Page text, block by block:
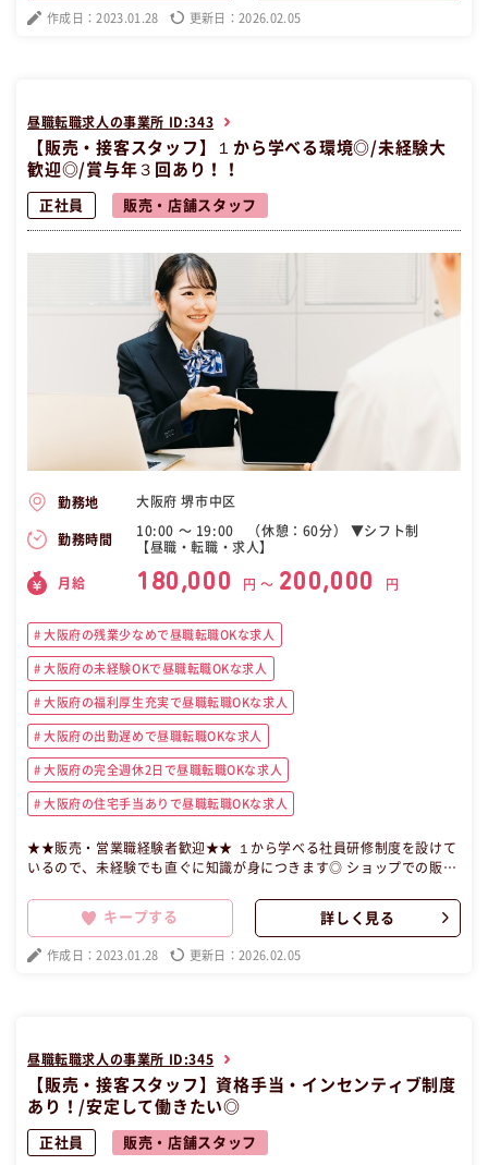
の求人です。
作成日：2023.01.28 更新日：2026.02.05
昼職転職求人の事業所 ID:343
【販売・接客スタッフ】１から学べる環境◎/未経験大
歓迎◎/賞与年３回あり！！
正社員 販売・店舗スタッフ
勤務地 大阪府 堺市中区
勤務時間
10:00 〜 19:00 （休憩：60分） ▼シフト制
【昼職・転職・求人】
月給 180,000 円 〜 200,000 円
大阪府の残業少なめで昼職転職OKな求人
大阪府の未経験OKで昼職転職OKな求人
大阪府の福利厚生充実で昼職転職OKな求人
大阪府の出勤遅めで昼職転職OKな求人
大阪府の完全週休2日で昼職転職OKな求人
大阪府の住宅手当ありで昼職転職OKな求人
★★販売・営業職経験者歓迎★★ １から学べる社員研修制度を設けて
いるので、未経験でも直ぐに知識が身につきます◎ ショップでの販売
おります！ 20代社員が多数在籍しており、周りの社員や同期社員とチ
ームワークで高めあえます♪ お客様からたくさんの『ありがとう』を
頂けるお仕事です◎ 【昼職・転職・求人】 この昼職求人は大阪府堺市
中区正社員販売・店舗スタッフの昼職へ転職したい方の求人です。
キープする 詳しく見る
作成日：2023.01.28 更新日：2026.02.05
昼職転職求人の事業所 ID:345
【販売・接客スタッフ】資格手当・インセンティブ制度
あり！/安定して働きたい◎
正社員 販売・店舗スタッフ